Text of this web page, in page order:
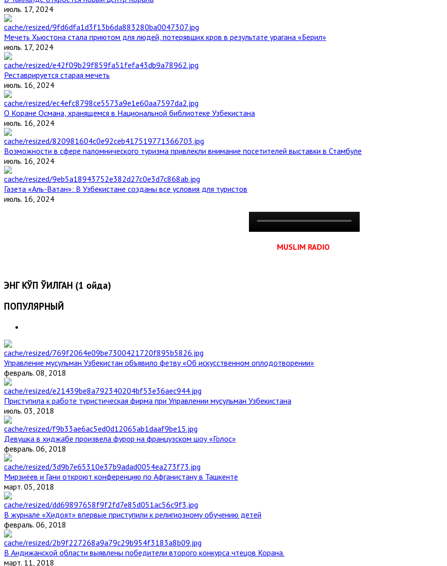
июль. 17, 2024
Мечеть Хьюстона стала приютом для людей, потерявших кров в результате урагана «Берил»
июль. 17, 2024
Реставрируется старая мечеть
июль. 16, 2024
О Коране Османа, хранящемся в Национальной библиотеке Узбекистана
июль. 16, 2024
Возможности в сфере паломнического туризма привлекли внимание посетителей выставки в Стамбуле
июль. 16, 2024
Газета «Аль-Ватан»: В Узбекистане созданы все условия для туристов
июль. 16, 2024
MUSLIM RADIO
ЭНГ КЎП ЎҚИЛГАН (1 ойда)
ПОПУЛЯРНЫЙ
Управление мусульман Узбекистан объявило фетву «Об искусственном оплодотворении»
февраль. 08, 2018
Приступила к работе туристическая фирма при Управлении мусульман Узбекистана
июль. 03, 2018
Девушка в хиджабе произвела фурор на французском шоу «Голос»
февраль. 06, 2018
Мирзиёев и Гани откроют конференцию по Афганистану в Ташкенте
март. 05, 2018
В журнале «Хидоят» впервые приступили к религиозному обучению детей
февраль. 06, 2018
В Андижанской области выявлены победители второго конкурса чтецов Корана.
март. 11, 2018